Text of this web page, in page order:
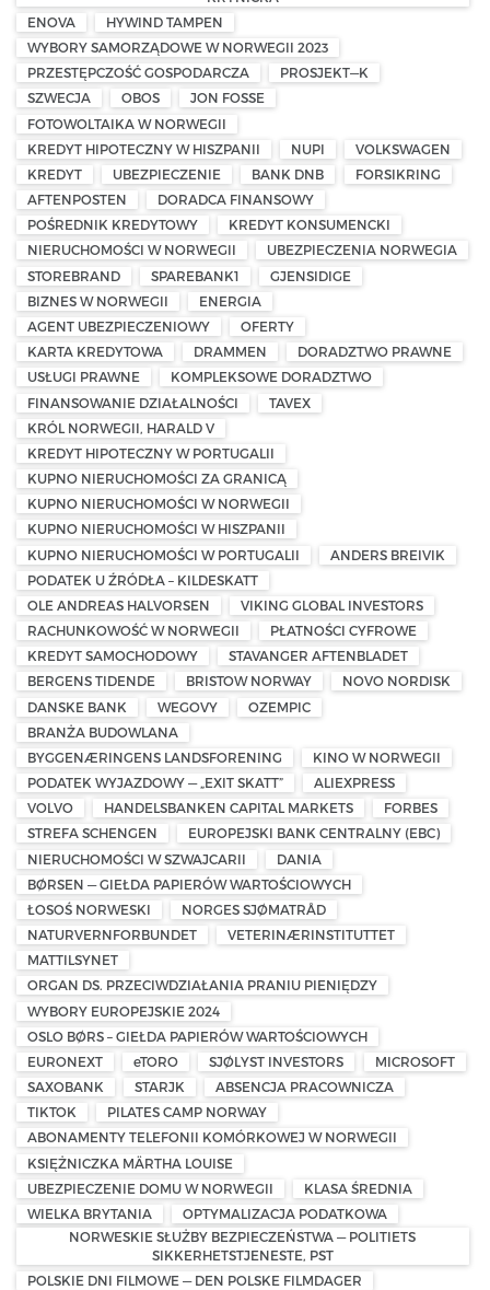
ENOVA
HYWIND TAMPEN
WYBORY SAMORZĄDOWE W NORWEGII 2023
PRZESTĘPCZOŚĆ GOSPODARCZA
PROSJEKT—K
SZWECJA
OBOS
JON FOSSE
FOTOWOLTAIKA W NORWEGII
KREDYT HIPOTECZNY W HISZPANII
NUPI
VOLKSWAGEN
KREDYT
UBEZPIECZENIE BANK DNB
FORSIKRING
AFTENPOSTEN
DORADCA FINANSOWY
POŚREDNIK KREDYTOWY
KREDYT KONSUMENCKI
NIERUCHOMOŚCI W NORWEGII
UBEZPIECZENIA NORWEGIA
STOREBRAND
SPAREBANK1
GJENSIDIGE
BIZNES W NORWEGII
ENERGIA
AGENT UBEZPIECZENIOWY
OFERTY
KARTA KREDYTOWA
DRAMMEN
DORADZTWO PRAWNE
USŁUGI PRAWNE
KOMPLEKSOWE DORADZTWO
FINANSOWANIE DZIAŁALNOŚCI
TAVEX
KRÓL NORWEGII, HARALD V
KREDYT HIPOTECZNY W PORTUGALII
KUPNO NIERUCHOMOŚCI ZA GRANICĄ
KUPNO NIERUCHOMOŚCI W NORWEGII
KUPNO NIERUCHOMOŚCI W HISZPANII
KUPNO NIERUCHOMOŚCI W PORTUGALII
ANDERS BREIVIK
PODATEK U ŹRÓDŁA – KILDESKATT
OLE ANDREAS HALVORSEN
VIKING GLOBAL INVESTORS
RACHUNKOWOŚĆ W NORWEGII
PŁATNOŚCI CYFROWE
KREDYT SAMOCHODOWY
STAVANGER AFTENBLADET
BERGENS TIDENDE
BRISTOW NORWAY
NOVO NORDISK
DANSKE BANK
WEGOVY
OZEMPIC
BRANŻA BUDOWLANA
BYGGENÆRINGENS LANDSFORENING
KINO W NORWEGII
PODATEK WYJAZDOWY — „EXIT SKATT”
ALIEXPRESS
VOLVO
HANDELSBANKEN CAPITAL MARKETS
FORBES
STREFA SCHENGEN
EUROPEJSKI BANK CENTRALNY (EBC)
NIERUCHOMOŚCI W SZWAJCARII
DANIA
BØRSEN — GIEŁDA PAPIERÓW WARTOŚCIOWYCH
ŁOSOŚ NORWESKI
NORGES SJØMATRÅD
NATURVERNFORBUNDET
VETERINÆRINSTITUTTET
MATTILSYNET
ORGAN DS. PRZECIWDZIAŁANIA PRANIU PIENIĘDZY
WYBORY EUROPEJSKIE 2024
OSLO BØRS – GIEŁDA PAPIERÓW WARTOŚCIOWYCH
EURONEXT
eTORO SJØLYST INVESTORS
MICROSOFT
SAXOBANK
STARJK
ABSENCJA PRACOWNICZA
TIKTOK
PILATES CAMP NORWAY
ABONAMENTY TELEFONII KOMÓRKOWEJ W NORWEGII
KSIĘŻNICZKA MÄRTHA LOUISE
UBEZPIECZENIE DOMU W NORWEGII
KLASA ŚREDNIA
WIELKA BRYTANIA
OPTYMALIZACJA PODATKOWA
NORWESKIE SŁUŻBY BEZPIECZEŃSTWA — POLITIETS
SIKKERHETSTJENESTE, PST
POLSKIE DNI FILMOWE — DEN POLSKE FILMDAGER